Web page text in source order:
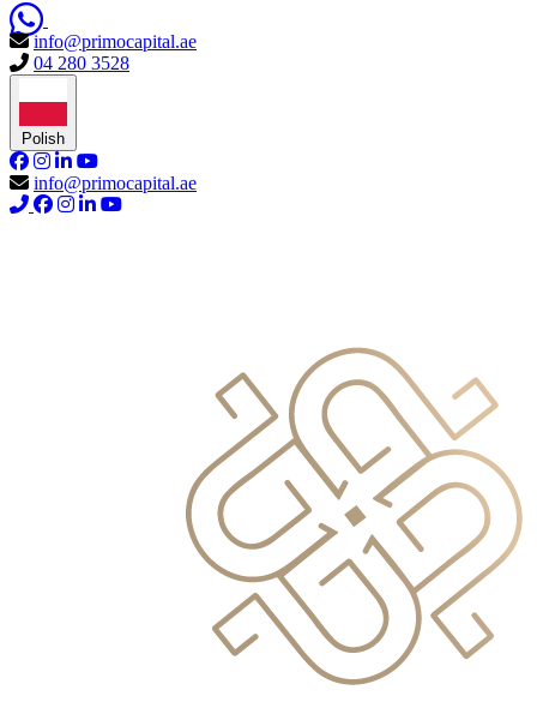
info@primocapital.ae
04 280 3528
Polish
info@primocapital.ae